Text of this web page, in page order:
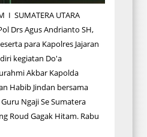
I SUMATERA UTARA
Drs Agus Andrianto SH,
para Kapolres Jajaran
kegiatan Do'a
Akbar Kapolda
Habib Jindan bersama
Ngaji Se Sumatera
Roud Gagak Hitam. Rabu